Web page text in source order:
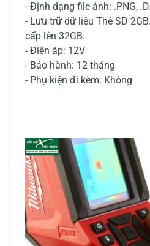
- Định dạng file ảnh: .PNG,
- Lưu trữ dữ liệu Thẻ SD
cấp lên 32GB.
- Điện áp: 12V
- Bảo hành: 12 tháng
- Phụ kiện đi kèm: Không